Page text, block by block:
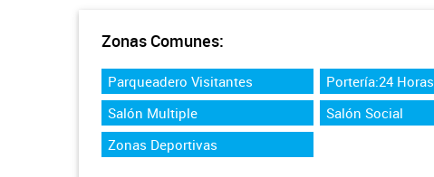
Zonas Comunes:
Parqueadero Visitantes Portería:24 Horas
Salón Multiple
Salón Social
Zonas Deportivas